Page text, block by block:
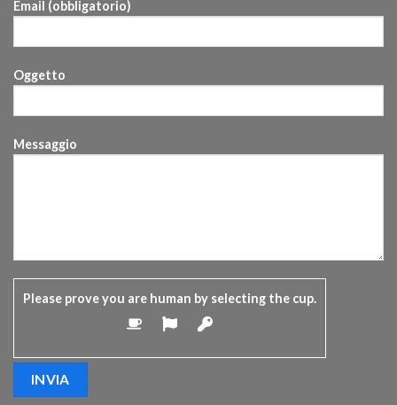
Email (obbligatorio)
Oggetto
Messaggio
Please prove you are human by selecting the cup.